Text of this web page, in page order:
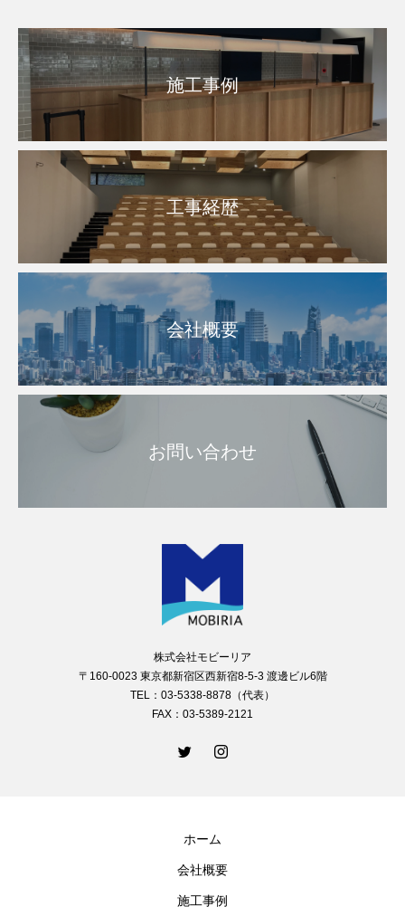
施工事例
工事経歴
会社概要
お問い合わせ
株式会社モビーリア
〒160-0023 東京都新宿区西新宿8-5-3 渡邊ビル6階
TEL：03-5338-8878（代表）
FAX：03-5389-2121
ホーム
会社概要
施工事例